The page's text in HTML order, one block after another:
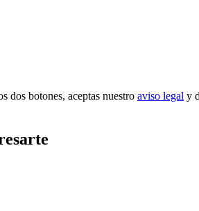
dos botones, aceptas nuestro aviso legal y